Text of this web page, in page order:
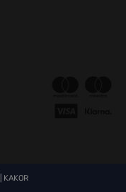
KAKOR